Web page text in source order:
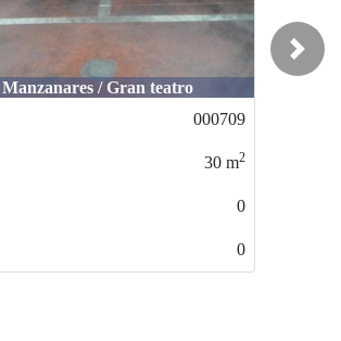
/ Gran teatro
000709
Manzanares / Manzanares
Next